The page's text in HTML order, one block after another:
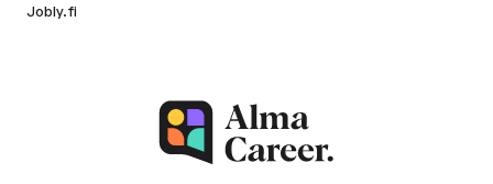
Jobly.fi